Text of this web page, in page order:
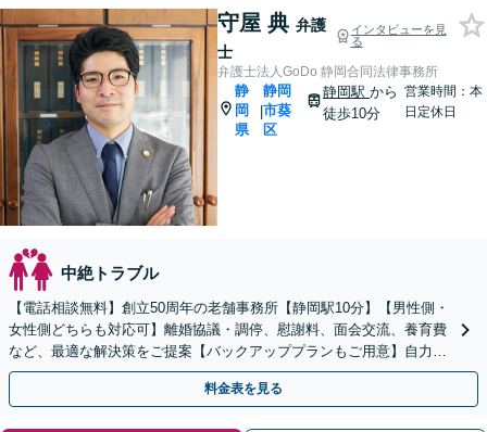
守屋 典 弁護
士
インタビューを見
る
弁護士法人GoDo 静岡合同法律事務所
静
岡
県
|
静岡
市葵
区
静岡駅 から
徒歩10分
営業時間：本
日定休日
中絶トラブル
【電話相談無料】創立50周年の老舗事務所【静岡駅10分】【男性側・
女性側どちらも対応可】離婚協議・調停、慰謝料、面会交流、養育費
など、最適な解決策をご提案【バックアッププランもご用意】自力で
書面作成をしたい方におすすめ【法テラス可】
料金表を見る